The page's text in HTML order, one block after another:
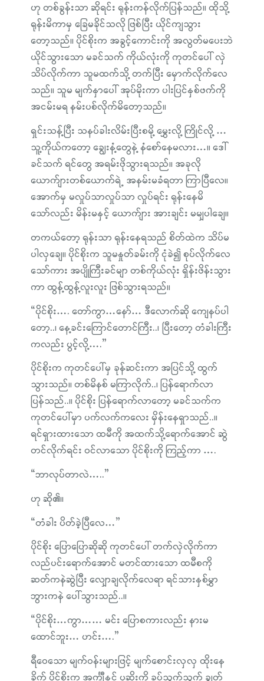
ဟု တစ်ခွန်းသာ ဆိုရင်း ရုန်းကန်လိုက်ပြန်သည်။ ထိုသို့
ရုန်းမိကာမှ ခြေမခိုင်သလို ဖြစ်ပြီး ယိုင်ကျသွား
တော့သည်။ ပိုင်စိုးက အခွင့်ကောင်းကို အလွတ်မပေးဘဲ
ယိုင်သွားသော မခင်သက် ကိုယ်လုံးကို ကုတင်ပေါ် လှဲ
သိပ်လိုက်ကာ သူမထက်သို့ တက်ပြီး မှောက်လိုက်လေ
သည်။ သူမ မျက်နှာပေါ် အုပ်မိုးကာ ပါးပြင်နှစ်ဖက်ကို
အငမ်းမရ နမ်းပစ်လိုက်မိတော့သည်။
ရှင်းသန့်ပြီး သနပ်ခါးလိမ်းပြီးစမို့ မွှေးလို့ ကြိုင်လို့ …
သူ့ကိုယ်ကတော့ ချွေးနံ့တွေနဲ့ နံစော်နေမလား…။ ဒေါ်
ခင်သက် ရင်တွေ အရမ်းဖိုသွားရသည်။ အခုလို
ယောက်ျားတစ်ယောက်ရဲ့ အနမ်းမခံရတာ ကြာပြီလေ။
အောက်မှ မလှုပ်သာလှုပ်သာ လှုပ်ရင်း ရုန်းနေမိ
သော်လည်း မိန်းမနှင့် ယောက်ျား အားချင်း မမျှပါချေ။
တကယ်တော့ ရုန်းသာ ရုန်းနေရသည် စိတ်ထဲက သိပ်မ
ပါလှချေ။ ပိုင်စိုးက သူမနှုတ်ခမ်းကို ငုံခဲ၍ စုပ်လိုက်လေ
သော်ကား အပျိုကြီးခင်မျာ တစ်ကိုယ်လုံး ရှိန်းဖိန်းသွား
ကာ ထွန့်ထွန့်လူးလူး ဖြစ်သွားရသည်။
“ပိုင်စိုး…. တော်ကွာ…နော်… ဒီလောက်ဆို ကျေနပ်ပါ
တော့..၊ နေ့ခင်းကြောင်တောင်ကြီး..၊ ပြီးတော့ တံခါးကြီး
ကလည်း ပွင့်လို့….”
ပိုင်စိုးက ကုတင်ပေါ်မှ ခုန်ဆင်းကာ အပြင်သို့ ထွက်
သွားသည်။ တစ်မိနစ် မကြာလိုက်..၊ ပြန်ရောက်လာ
ပြန်သည်..။ ပိုင်စိုး ပြန်ရောက်လာတော့ မခင်သက်က
ကုတင်ပေါ်မှာ ပက်လက်ကလေး မှိန်းနေရှာသည်..။
ရင်ရှားထားသော ထမီကို အထက်သို့ရောက်အောင် ဆွဲ
တင်လိုက်ရင်း ဝင်လာသော ပိုင်စိုးကို ကြည့်ကာ ….
“ဘာလုပ်တာလဲ…..”
ဟု ဆို၏။
“တံခါး ပိတ်ခဲ့ပြီလေ…”
ပိုင်စိုး ပြောပြောဆိုဆို ကုတင်ပေါ် တက်လှဲလိုက်ကာ
လည်ပင်းရောက်အောင် မတင်ထားသော ထမီစကို
ဆတ်ကနဲဆွဲပြီး လျှောချလိုက်လေရာ ရင်သားနှစ်မွှာ
ဘွားကနဲ ပေါ်သွားသည်..။
“ပိုင်စိုး…ကွာ…… မင်း ပြောစကားလည်း နားမ
ထောင်ဘူး… ဟင်း….”
ရီဝေသော မျက်ဝန်းများဖြင့် မျက်စောင်းလှလှ ထိုးနေ